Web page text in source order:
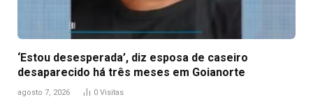
‘Estou desesperada’, diz esposa de caseiro
desaparecido há três meses em Goianorte
agosto 7, 2026 0 Visitas